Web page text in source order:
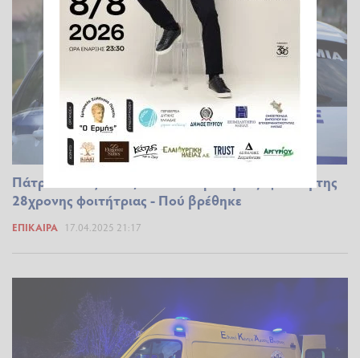
Πάτρα: Τέλος καλό, όλα καλά με την εξαφάνιση της
28χρονης φοιτήτριας - Πού βρέθηκε
ΕΠΊΚΑΙΡΑ 17.04.2025 21:17